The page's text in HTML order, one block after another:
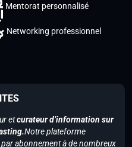
Mentorat personnalisé
Networking professionnel
etcurateur d’information sur
Notre plateforme
abonnement à de nombreux